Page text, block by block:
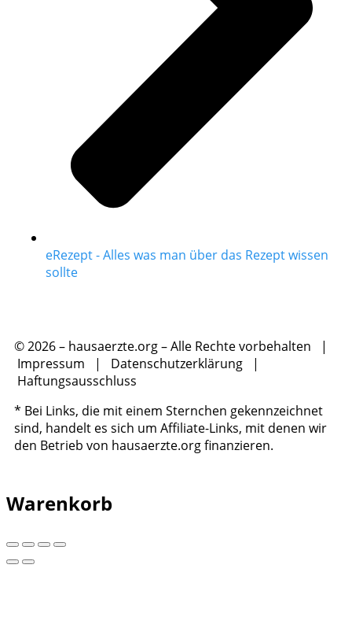
eRezept - Alles was man über das Rezept wissen
sollte
© 2026 – hausaerzte.org – Alle Rechte vorbehalten |
Impressum | Datenschutzerklärung |
Haftungsausschluss
* Bei Links, die mit einem Sternchen gekennzeichnet
sind, handelt es sich um Affiliate-Links, mit denen wir
den Betrieb von hausaerzte.org finanzieren.
Warenkorb